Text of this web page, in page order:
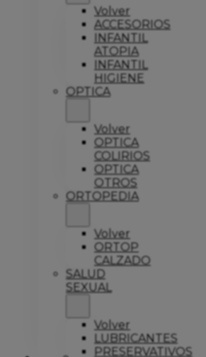
Volver
ACCESORIOS
INFANTIL
ATOPIA
INFANTIL
HIGIENE
OPTICA
Volver
OPTICA
COLIRIOS
OPTICA
OTROS
ORTOPEDIA
Volver
ORTOP
CALZADO
SALUD
SEXUAL
Volver
LUBRICANTES
PRESERVATIVOS